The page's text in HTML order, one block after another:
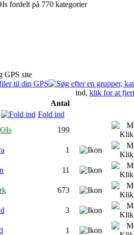
fordelt på 770 kategorier
GPS site
ind, klik for at
Antal
Fold ind
199
1
11
673
3
1